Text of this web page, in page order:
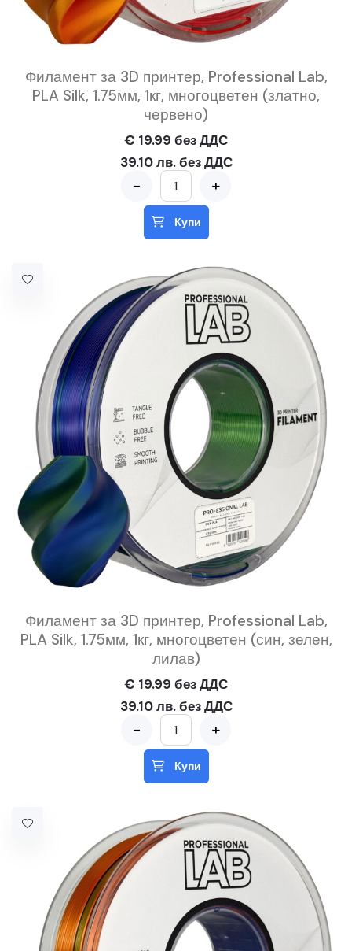
Филамент за 3D принтер, Professional Lab,
PLA Silk, 1.75мм, 1кг, многоцветен (златно,
червено)
€ 19.99 без ДДС
39.10 лв. без ДДС
- +
Купи
Филамент за 3D принтер, Professional Lab,
PLA Silk, 1.75мм, 1кг, многоцветен (син, зелен,
лилав)
€ 19.99 без ДДС
39.10 лв. без ДДС
- +
Купи